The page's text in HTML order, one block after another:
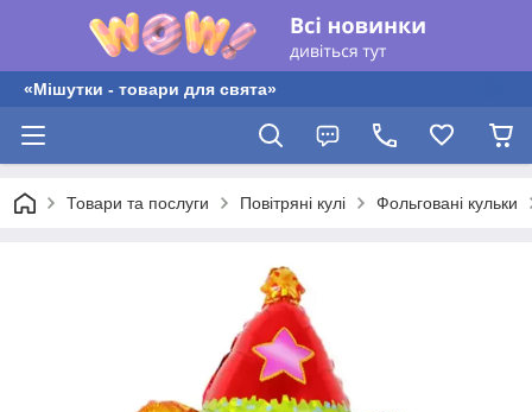
«Мішутки - товари для свята»
Товари та послуги Повітряні кулі Фольговані кульки